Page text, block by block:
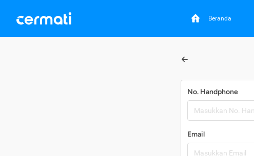
Beranda
No. Handphone
Email